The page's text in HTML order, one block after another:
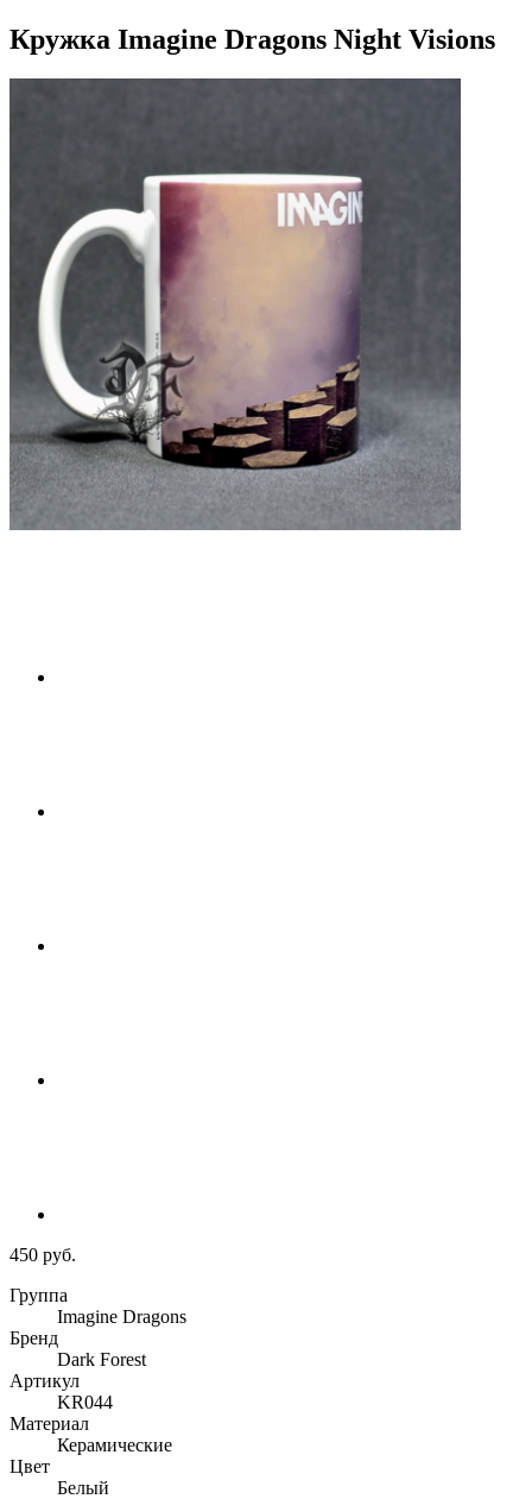
Кружка Imagine Dragons Night Visions
450 руб.
Группа
Imagine Dragons
Бренд
Dark Forest
Артикул
KR044
Материал
Керамические
Цвет
Белый